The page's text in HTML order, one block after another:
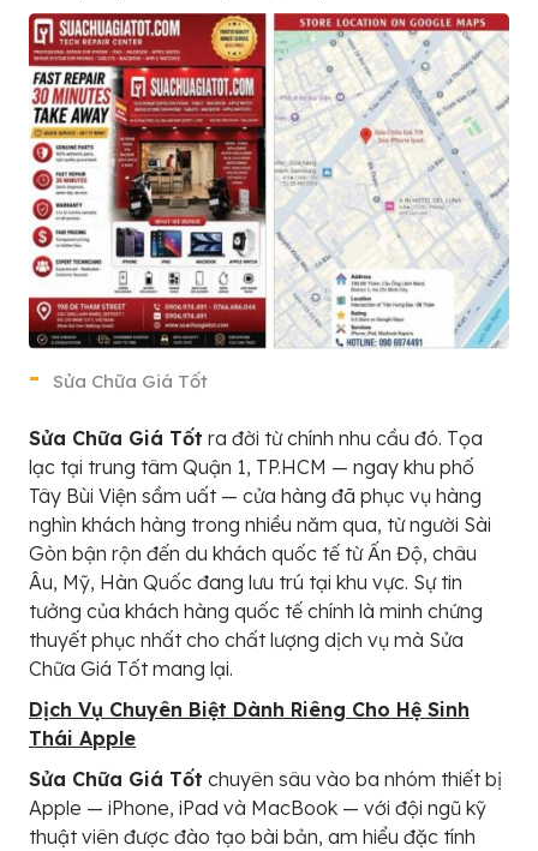
Sửa Chữa Giá Tốt
Sửa Chữa Giá Tốt ra đời từ chính nhu cầu đó. Tọa
lạc tại trung tâm Quận 1, TP.HCM — ngay khu phố
Tây Bùi Viện sầm uất — cửa hàng đã phục vụ hàng
nghìn khách hàng trong nhiều năm qua, từ người Sài
Gòn bận rộn đến du khách quốc tế từ Ấn Độ, châu
Âu, Mỹ, Hàn Quốc đang lưu trú tại khu vực. Sự tin
tưởng của khách hàng quốc tế chính là minh chứng
thuyết phục nhất cho chất lượng dịch vụ mà Sửa
Chữa Giá Tốt mang lại.
Dịch Vụ Chuyên Biệt Dành Riêng Cho Hệ Sinh
Thái Apple
Sửa Chữa Giá Tốt chuyên sâu vào ba nhóm thiết bị
Apple — iPhone, iPad và MacBook — với đội ngũ kỹ
thuật viên được đào tạo bài bản, am hiểu đặc tính